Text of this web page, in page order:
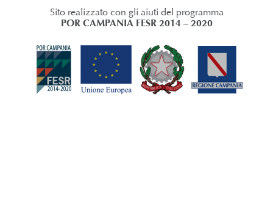
Sito realizzato con gli aiuti del programma
POR CAMPANIA FESR 2014 – 2020